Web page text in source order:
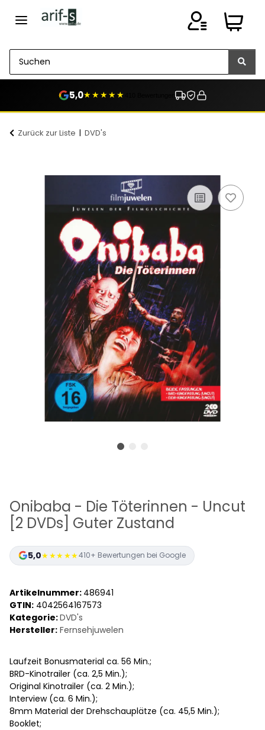
5,0★★★★★
Zurück zur Liste DVD's
Onibaba - Die Töterinnen - Uncut
[2 DVDs] Guter Zustand
5,0★★★★★410+ Bewertungen bei Google
Artikelnummer: 486941
GTIN: 4042564167573
Kategorie:DVD's
Hersteller: Fernsehjuwelen
Laufzeit Bonusmaterial ca. 56 Min.;
BRD-Kinotrailer (ca. 2,5 Min.);
Original Kinotrailer (ca. 2 Min.);
Interview (ca. 6 Min.);
8mm Material der Drehschauplätze (ca. 45,5 Min.);
Booklet;